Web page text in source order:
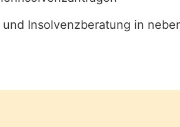
Insolvenzberatung in